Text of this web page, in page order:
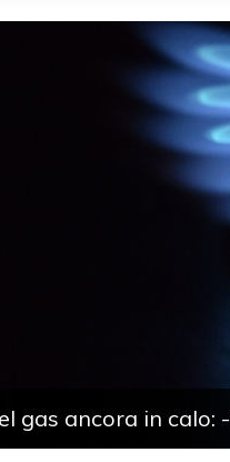
gas ancora in